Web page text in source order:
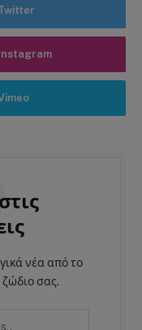
Instagram
νέα από το
σας.